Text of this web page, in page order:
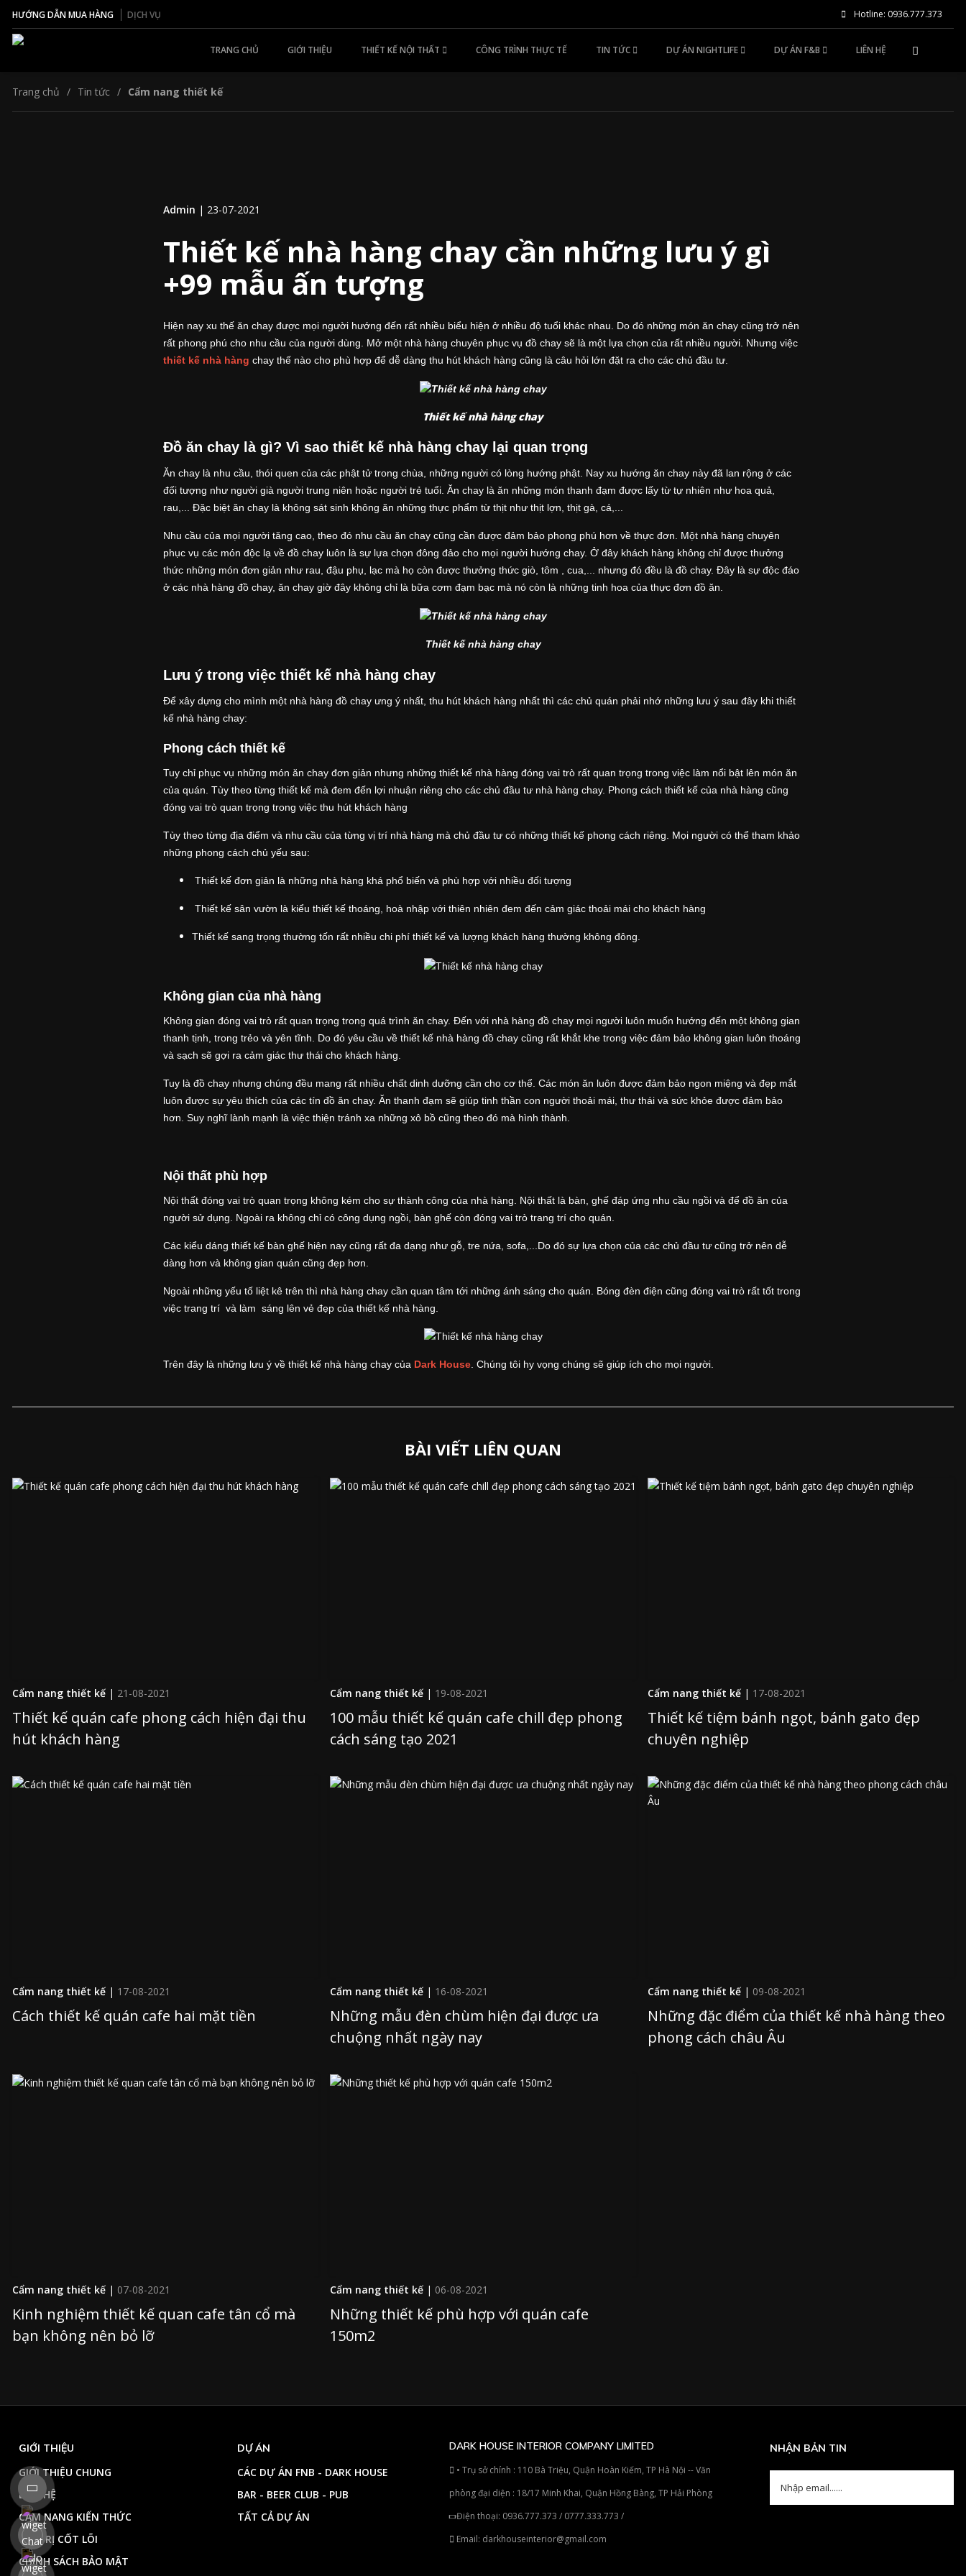
HƯỚNG DẪN MUA HÀNG DỊCH VỤ Hotline: 0936.777.373
TRANG CHỦ GIỚI THIỆU THIẾT KẾ NỘI THẤT CÔNG TRÌNH THỰC TẾ TIN TỨC DỰ ÁN NIGHTLIFE DỰ ÁN F&B LIÊN HỆ
Trang chủ Tin tức Cẩm nang thiết kế
Admin | 23-07-2021
Thiết kế nhà hàng chay cần những lưu ý gì
+99 mẫu ấn tượng
Hiện nay xu thế ăn chay được mọi người hướng đến rất nhiều biểu hiện ở nhiều độ tuổi khác nhau. Do đó những món ăn chay cũng trở nên
rất phong phú cho nhu cầu của người dùng. Mở một nhà hàng chuyên phục vụ đồ chay sẽ là một lựa chọn của rất nhiều người. Nhưng việc
thiết kế nhà hàng chay thế nào cho phù hợp để dễ dàng thu hút khách hàng cũng là câu hỏi lớn đặt ra cho các chủ đầu tư.
Thiết kế nhà hàng chay
Đồ ăn chay là gì? Vì sao thiết kế nhà hàng chay lại quan trọng
Ăn chay là nhu cầu, thói quen của các phật tử trong chùa, những người có lòng hướng phật. Nay xu hướng ăn chay này đã lan rộng ở các
đối tượng như người già người trung niên hoặc người trẻ tuổi. Ăn chay là ăn những món thanh đạm được lấy từ tự nhiên như hoa quả,
rau,... Đặc biệt ăn chay là không sát sinh không ăn những thực phẩm từ thịt như thịt lợn, thịt gà, cá,...
Nhu cầu của mọi người tăng cao, theo đó nhu cầu ăn chay cũng cần được đảm bảo phong phú hơn về thực đơn. Một nhà hàng chuyên
phục vụ các món độc lạ về đồ chay luôn là sự lựa chọn đông đảo cho mọi người hướng chay. Ở đây khách hàng không chỉ được thưởng
thức những món đơn giản như rau, đậu phụ, lạc mà họ còn được thưởng thức giò, tôm , cua,... nhưng đó đều là đồ chay. Đây là sự độc đáo
ở các nhà hàng đồ chay, ăn chay giờ đây không chỉ là bữa cơm đạm bạc mà nó còn là những tinh hoa của thực đơn đồ ăn.
Thiết kế nhà hàng chay
Lưu ý trong việc thiết kế nhà hàng chay
Để xây dựng cho mình một nhà hàng đồ chay ưng ý nhất, thu hút khách hàng nhất thì các chủ quán phải nhớ những lưu ý sau đây khi thiết
kế nhà hàng chay:
Phong cách thiết kế
Tuy chỉ phục vụ những món ăn chay đơn giản nhưng những thiết kế nhà hàng đóng vai trò rất quan trọng trong việc làm nổi bật lên món ăn
của quán. Tùy theo từng thiết kế mà đem đến lợi nhuận riêng cho các chủ đầu tư nhà hàng chay. Phong cách thiết kế của nhà hàng cũng
đóng vai trò quan trọng trong việc thu hút khách hàng
Tùy theo từng địa điểm và nhu cầu của từng vị trí nhà hàng mà chủ đầu tư có những thiết kế phong cách riêng. Mọi người có thể tham khảo
những phong cách chủ yếu sau:
Thiết kế đơn giản là những nhà hàng khá phổ biến và phù hợp với nhiều đối tượng
Thiết kế sân vườn là kiểu thiết kế thoáng, hoà nhập với thiên nhiên đem đến cảm giác thoải mái cho khách hàng
Thiết kế sang trọng thường tốn rất nhiều chi phí thiết kế và lượng khách hàng thường không đông.
Không gian của nhà hàng
Không gian đóng vai trò rất quan trọng trong quá trình ăn chay. Đến với nhà hàng đồ chay mọi người luôn muốn hướng đến một không gian
thanh tịnh, trong trẻo và yên tĩnh. Do đó yêu cầu về thiết kế nhà hàng đồ chay cũng rất khắt khe trong việc đảm bảo không gian luôn thoáng
và sạch sẽ gợi ra cảm giác thư thái cho khách hàng.
Tuy là đồ chay nhưng chúng đều mang rất nhiều chất dinh dưỡng cần cho cơ thể. Các món ăn luôn được đảm bảo ngon miệng và đẹp mắt
luôn được sự yêu thích của các tín đồ ăn chay. Ăn thanh đạm sẽ giúp tinh thần con người thoải mái, thư thái và sức khỏe được đảm bảo
hơn. Suy nghĩ lành mạnh là việc thiện tránh xa những xô bồ cũng theo đó mà hình thành.
Nội thất phù hợp
Nội thất đóng vai trò quan trọng không kém cho sự thành công của nhà hàng. Nội thất là bàn, ghế đáp ứng nhu cầu ngồi và để đồ ăn của
người sử dụng. Ngoài ra không chỉ có công dụng ngồi, bàn ghế còn đóng vai trò trang trí cho quán.
Các kiểu dáng thiết kế bàn ghế hiện nay cũng rất đa dạng như gỗ, tre nứa, sofa,...Do đó sự lựa chọn của các chủ đầu tư cũng trở nên dễ
dàng hơn và không gian quán cũng đẹp hơn.
Ngoài những yếu tố liệt kê trên thì nhà hàng chay cần quan tâm tới những ánh sáng cho quán. Bóng đèn điện cũng đóng vai trò rất tốt trong
việc trang trí và làm sáng lên vẻ đẹp của thiết kế nhà hàng.
Trên đây là những lưu ý về thiết kế nhà hàng chay của Dark House. Chúng tôi hy vọng chúng sẽ giúp ích cho mọi người.
BÀI VIẾT LIÊN QUAN
Cẩm nang thiết kế | 21-08-2021
Thiết kế quán cafe phong cách hiện đại thu
hút khách hàng
Cẩm nang thiết kế | 19-08-2021
100 mẫu thiết kế quán cafe chill đẹp phong
cách sáng tạo 2021
Cẩm nang thiết kế | 17-08-2021
Thiết kế tiệm bánh ngọt, bánh gato đẹp
chuyên nghiệp
Cẩm nang thiết kế | 17-08-2021
Cách thiết kế quán cafe hai mặt tiền
Cẩm nang thiết kế | 16-08-2021
Những mẫu đèn chùm hiện đại được ưa
chuộng nhất ngày nay
Cẩm nang thiết kế | 09-08-2021
Những đặc điểm của thiết kế nhà hàng theo
phong cách châu Âu
Cẩm nang thiết kế | 07-08-2021
Kinh nghiệm thiết kế quan cafe tân cổ mà
bạn không nên bỏ lỡ
Cẩm nang thiết kế | 06-08-2021
Những thiết kế phù hợp với quán cafe
150m2
GIỚI THIỆU
GIỚI THIỆU CHUNG
LIÊN HỆ
CẨM NANG KIẾN THỨC
GIÁ TRỊ CỐT LÕI
CHÍNH SÁCH BẢO MẬT
DỰ ÁN
CÁC DỰ ÁN FNB - DARK HOUSE
BAR - BEER CLUB - PUB
TẤT CẢ DỰ ÁN
DARK HOUSE INTERIOR COMPANY LIMITED
• Trụ sở chính : 110 Bà Triệu, Quận Hoàn Kiếm, TP Hà Nội -- Văn
phòng đại diện : 18/17 Minh Khai, Quận Hồng Bàng, TP Hải Phòng
Điện thoại: 0936.777.373 / 0777.333.773 /
Email: darkhouseinterior@gmail.com
NHẬN BẢN TIN